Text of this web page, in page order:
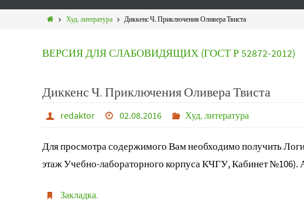
Худ. литература Диккенс Ч. Приключения Оливера Твиста
ВЕРСИЯ ДЛЯ СЛАБОВИДЯЩИХ (ГОСТ Р 52872-2012)
Диккенс Ч. Приключения Оливера Твиста
redaktor 02.08.2016 Худ. литература
Для просмотра содержимого Вам необходимо получить
этаж Учебно-лабораторного корпуса КЧГУ, Кабинет
Закладка.